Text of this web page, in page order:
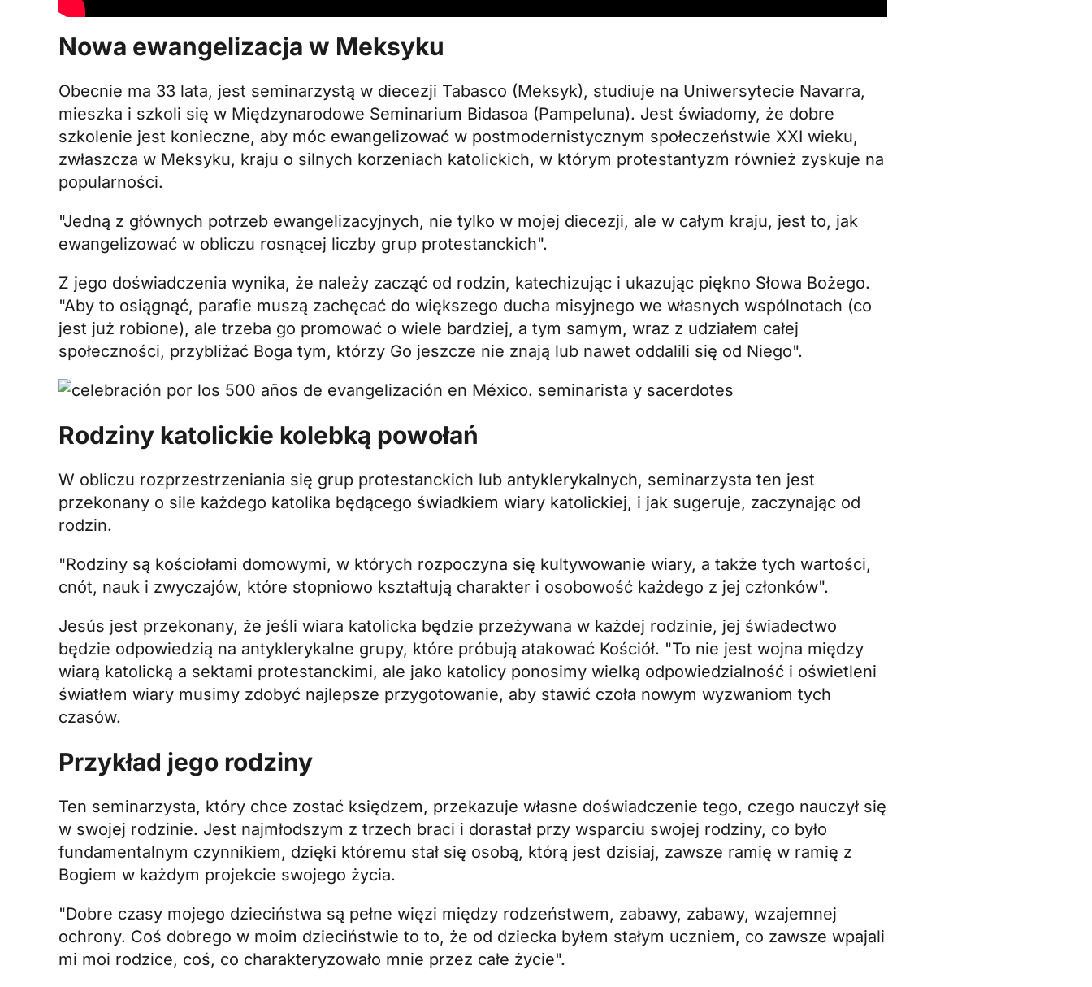
Nowa ewangelizacja w Meksyku
Obecnie ma 33 lata, jest seminarzystą w diecezji Tabasco (Meksyk), studiuje na Uniwersytecie Navarra,
mieszka i szkoli się w Międzynarodowe Seminarium Bidasoa (Pampeluna). Jest świadomy, że dobre
szkolenie jest konieczne, aby móc ewangelizować w postmodernistycznym społeczeństwie XXI wieku,
zwłaszcza w Meksyku, kraju o silnych korzeniach katolickich, w którym protestantyzm również zyskuje na
popularności.
"Jedną z głównych potrzeb ewangelizacyjnych, nie tylko w mojej diecezji, ale w całym kraju, jest to, jak
ewangelizować w obliczu rosnącej liczby grup protestanckich".
Z jego doświadczenia wynika, że należy zacząć od rodzin, katechizując i ukazując piękno Słowa Bożego.
"Aby to osiągnąć, parafie muszą zachęcać do większego ducha misyjnego we własnych wspólnotach (co
jest już robione), ale trzeba go promować o wiele bardziej, a tym samym, wraz z udziałem całej
społeczności, przybliżać Boga tym, którzy Go jeszcze nie znają lub nawet oddalili się od Niego".
Rodziny katolickie kolebką powołań
W obliczu rozprzestrzeniania się grup protestanckich lub antyklerykalnych, seminarzysta ten jest
przekonany o sile każdego katolika będącego świadkiem wiary katolickiej, i jak sugeruje, zaczynając od
rodzin.
"Rodziny są kościołami domowymi, w których rozpoczyna się kultywowanie wiary, a także tych wartości,
cnót, nauk i zwyczajów, które stopniowo kształtują charakter i osobowość każdego z jej członków".
Jesús jest przekonany, że jeśli wiara katolicka będzie przeżywana w każdej rodzinie, jej świadectwo
będzie odpowiedzią na antyklerykalne grupy, które próbują atakować Kościół. "To nie jest wojna między
wiarą katolicką a sektami protestanckimi, ale jako katolicy ponosimy wielką odpowiedzialność i oświetleni
światłem wiary musimy zdobyć najlepsze przygotowanie, aby stawić czoła nowym wyzwaniom tych
czasów.
Przykład jego rodziny
Ten seminarzysta, który chce zostać księdzem, przekazuje własne doświadczenie tego, czego nauczył się
w swojej rodzinie. Jest najmłodszym z trzech braci i dorastał przy wsparciu swojej rodziny, co było
fundamentalnym czynnikiem, dzięki któremu stał się osobą, którą jest dzisiaj, zawsze ramię w ramię z
Bogiem w każdym projekcie swojego życia.
"Dobre czasy mojego dzieciństwa są pełne więzi między rodzeństwem, zabawy, zabawy, wzajemnej
ochrony. Coś dobrego w moim dzieciństwie to to, że od dziecka byłem stałym uczniem, co zawsze wpajali
mi moi rodzice, coś, co charakteryzowało mnie przez całe życie".